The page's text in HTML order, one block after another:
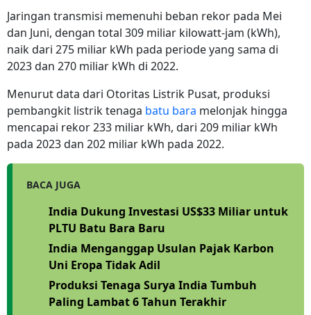
Jaringan transmisi memenuhi beban rekor pada Mei
dan Juni, dengan total 309 miliar kilowatt-jam (kWh),
naik dari 275 miliar kWh pada periode yang sama di
2023 dan 270 miliar kWh di 2022.
Menurut data dari Otoritas Listrik Pusat, produksi
pembangkit listrik tenaga batu bara melonjak hingga
mencapai rekor 233 miliar kWh, dari 209 miliar kWh
pada 2023 dan 202 miliar kWh pada 2022.
BACA JUGA
India Dukung Investasi US$33 Miliar untuk
PLTU Batu Bara Baru
India Menganggap Usulan Pajak Karbon
Uni Eropa Tidak Adil
Produksi Tenaga Surya India Tumbuh
Paling Lambat 6 Tahun Terakhir